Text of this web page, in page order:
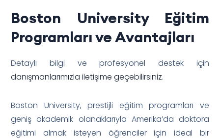
Boston University Eğitim
Programları ve Avantajları
Detaylı bilgi ve profesyonel destek için
danışmanlarımızla iletişime geçebilirsiniz.
Boston University, prestijli eğitim programları ve
geniş akademik olanaklarıyla Amerika’da doktora
eğitimi almak isteyen öğrenciler için ideal bir